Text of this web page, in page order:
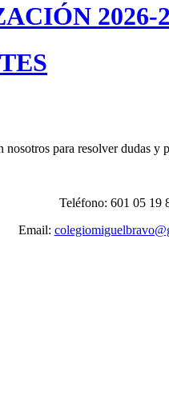
para resolver dudas y
Teléfono: 601 05 19
Email: